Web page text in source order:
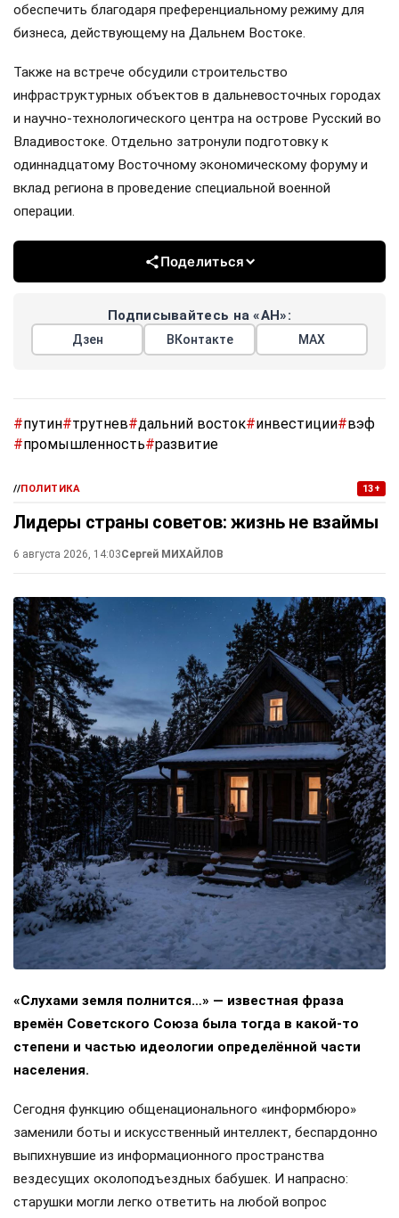
обеспечить благодаря преференциальному режиму для
бизнеса, действующему на Дальнем Востоке.
Также на встрече обсудили строительство
инфраструктурных объектов в дальневосточных городах
и научно-технологического центра на острове Русский во
Владивостоке. Отдельно затронули подготовку к
одиннадцатому Восточному экономическому форуму и
вклад региона в проведение специальной военной
операции.
Поделиться
Подписывайтесь на «АН»:
Дзен ВКонтакте МАХ
#путин#трутнев#дальний восток#инвестиции#вэф
#промышленность#развитие
//ПОЛИТИКА 13+
Лидеры страны советов: жизнь не взаймы
6 августа 2026, 14:03Сергей МИХАЙЛОВ
«Слухами земля полнится…» — известная фраза
времён Советского Союза была тогда в какой-то
степени и частью идеологии определённой части
населения.
Сегодня функцию общенационального «информбюро»
заменили боты и искусственный интеллект, беспардонно
выпихнувшие из информационного пространства
вездесущих околоподъездных бабушек. И напрасно:
старушки могли легко ответить на любой вопрос